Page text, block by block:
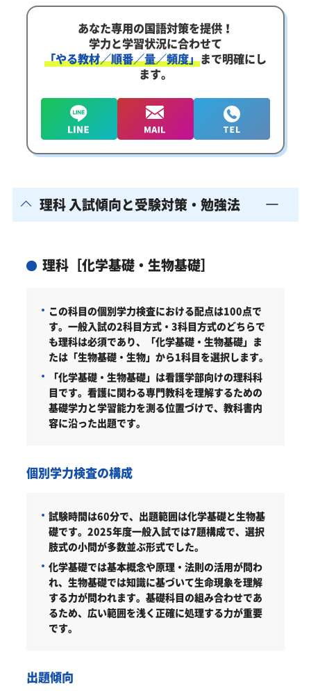
あなた専用の国語対策を提供！
学力と学習状況に合わせて
「やる教材／順番／量／頻度」まで明確にし
ます。
理科 入試傾向と受験対策・勉強法
理科［化学基礎・生物基礎］
この科目の個別学力検査における配点は100点で
す。一般入試の2科目方式・3科目方式のどちらで
も理科は必須であり、「化学基礎・生物基礎」ま
たは「生物基礎・生物」から1科目を選択します。
「化学基礎・生物基礎」は看護学部向けの理科科
目です。看護に関わる専門教科を理解するための
基礎学力と学習能力を測る位置づけで、教科書内
容に沿った出題です。
個別学力検査の構成
試験時間は60分で、出題範囲は化学基礎と生物基
礎です。2025年度一般入試では7題構成で、選択
肢式の小問が多数並ぶ形式でした。
化学基礎では基本概念や原理・法則の活用が問わ
れ、生物基礎では知識に基づいて生命現象を理解
する力が問われます。基礎科目の組み合わせであ
るため、広い範囲を浅く正確に処理する力が重要
です。
出題傾向